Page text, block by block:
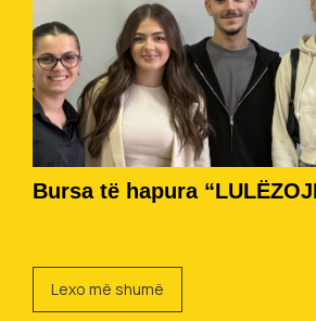
Bursa të hapura
Lexo më shumë